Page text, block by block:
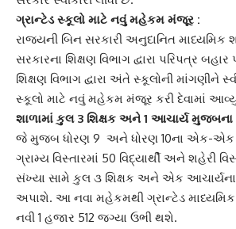
ગ્રાન્ટેડ સ્કૂલો માટે નવું મહેકમ મંજૂર :
રાજ્યની બિન સરકારી અનુદાનિત માધ્યમિક
સરકારના શિક્ષણ વિભાગ દ્વારા પરિપત્ર
શિક્ષણ વિભાગ દ્વારા અંતે સ્કૂલોની માંગણીને
સ્કૂલો માટે નવું મહેકમ મંજૂર કરી દેવામાં
શાળામાં કુલ 3 શિક્ષક અને 1 આચાર્યમુજબના
જે મુજબ ધોરણ 9 અને ધોરણ 10ના એક-એક
ગ્રામ્ય વિસ્તારમાં 50 વિદ્યાર્થી અને શહેરી
સંખ્યા સામે કુલ ૩ શિક્ષક અને એક
અપાશે. આ નવા મહેકમથી ગ્રાન્ટેડ
નવી 1 હજાર 512 જગ્યા ઉભી થશે.